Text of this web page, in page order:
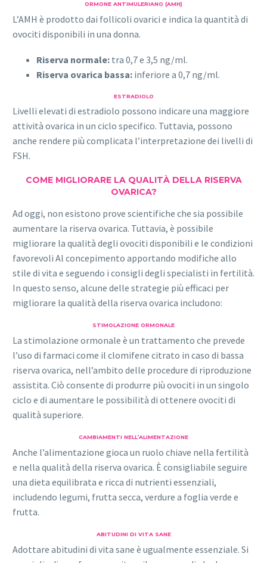
ORMONE ANTIMULERIANO (AMH)
L’AMH è prodotto dai follicoli ovarici e indica la quantità di
ovociti disponibili in una donna.
Riserva normale: tra 0,7 e 3,5 ng/ml.
Riserva ovarica bassa: inferiore a 0,7 ng/ml.
ESTRADIOLO
Livelli elevati di estradiolo possono indicare una maggiore
attività ovarica in un ciclo specifico. Tuttavia, possono
anche rendere più complicata l’interpretazione dei livelli di
FSH.
COME MIGLIORARE LA QUALITÀ DELLA RISERVA
OVARICA?
Ad oggi, non esistono prove scientifiche che sia possibile
aumentare la riserva ovarica. Tuttavia, è possibile
migliorare la qualità degli ovociti disponibili e le condizioni
favorevoli Al concepimento apportando modifiche allo
stile di vita e seguendo i consigli degli specialisti in fertilità.
In questo senso, alcune delle strategie più efficaci per
migliorare la qualità della riserva ovarica includono:
STIMOLAZIONE ORMONALE
La stimolazione ormonale è un trattamento che prevede
l’uso di farmaci come il clomifene citrato in caso di bassa
riserva ovarica, nell’ambito delle procedure di riproduzione
assistita. Ciò consente di produrre più ovociti in un singolo
ciclo e di aumentare le possibilità di ottenere ovociti di
qualità superiore.
CAMBIAMENTI NELL’ALIMENTAZIONE
Anche l’alimentazione gioca un ruolo chiave nella fertilità
e nella qualità della riserva ovarica. È consigliabile seguire
una dieta equilibrata e ricca di nutrienti essenziali,
includendo legumi, frutta secca, verdure a foglia verde e
frutta.
ABITUDINI DI VITA SANE
Adottare abitudini di vita sane è ugualmente essenziale. Si